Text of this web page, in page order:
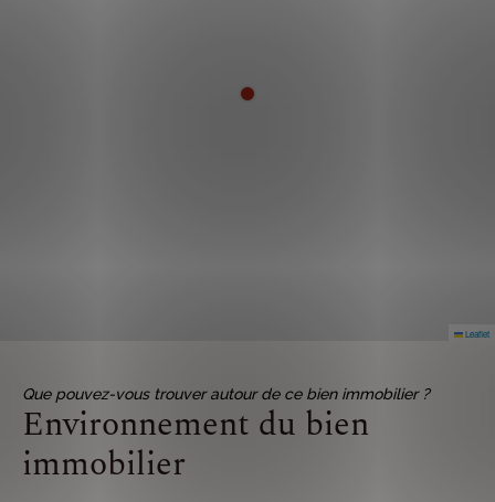
Leaflet
Que pouvez-vous trouver autour de ce bien immobilier ?
Environnement du bien
immobilier